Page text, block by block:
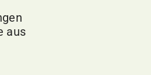
aus